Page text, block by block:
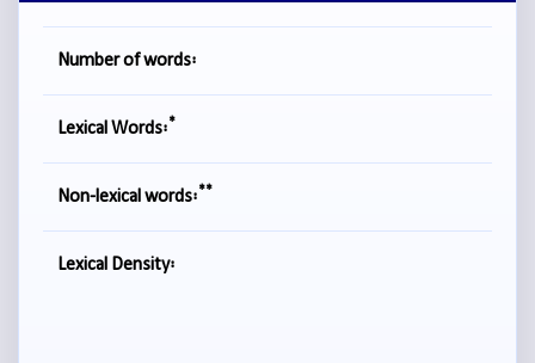
Number of words:
Lexical Words:*
Non-lexical words:**
Lexical Density: